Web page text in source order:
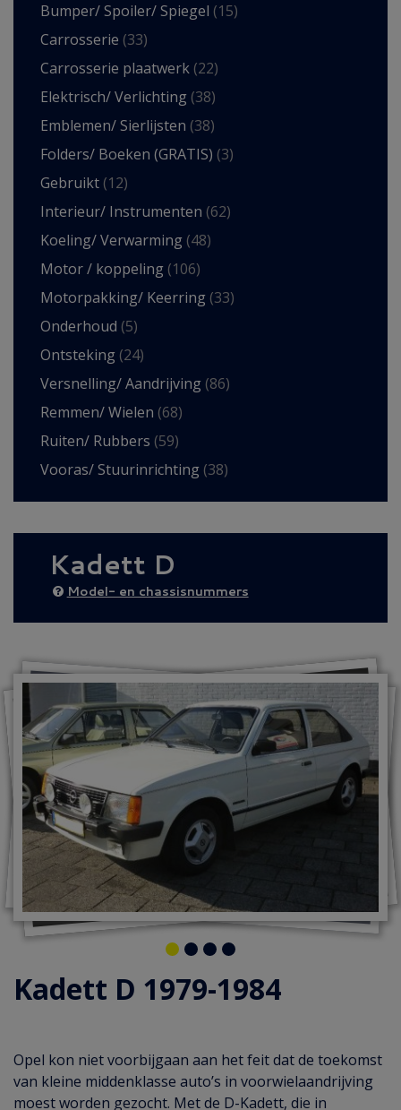
Bumper/ Spoiler/ Spiegel (15)
Carrosserie (33)
Carrosserie plaatwerk (22)
Elektrisch/ Verlichting (38)
Emblemen/ Sierlijsten (38)
Folders/ Boeken (GRATIS) (3)
Gebruikt (12)
Interieur/ Instrumenten (62)
Koeling/ Verwarming (48)
Motor / koppeling (106)
Motorpakking/ Keerring (33)
Onderhoud (5)
Ontsteking (24)
Versnelling/ Aandrijving (86)
Remmen/ Wielen (68)
Ruiten/ Rubbers (59)
Vooras/ Stuurinrichting (38)
Kadett D
Model- en chassisnummers
Kadett D 1979-1984
Opel kon niet voorbijgaan aan het feit dat de toekomst
van kleine middenklasse auto’s in voorwielaandrijving
moest worden gezocht. Met de D-Kadett, die in